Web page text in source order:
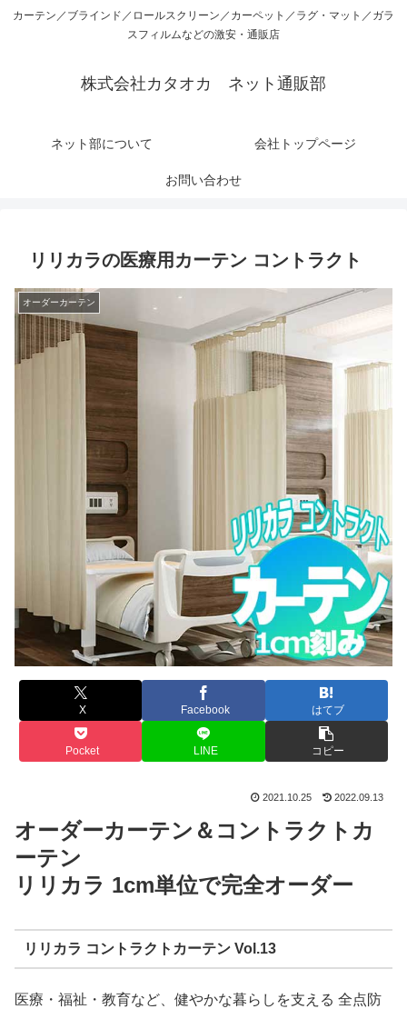
カーテン／ブラインド／ロールスクリーン／カーペット／ラグ・マット／ガラ
スフィルムなどの激安・通販店
株式会社カタオカ ネット通販部
ネット部について 会社トップページ
お問い合わせ
リリカラの医療用カーテン コントラクト
オーダーカーテン
X Facebook はてブ
Pocket LINE コピー
2021.10.25 2022.09.13
オーダーカーテン＆コントラクトカ
ーテン
リリカラ 1cm単位で完全オーダー
リリカラ コントラクトカーテン Vol.13
医療・福祉・教育など、健やかな暮らしを支える 全点防